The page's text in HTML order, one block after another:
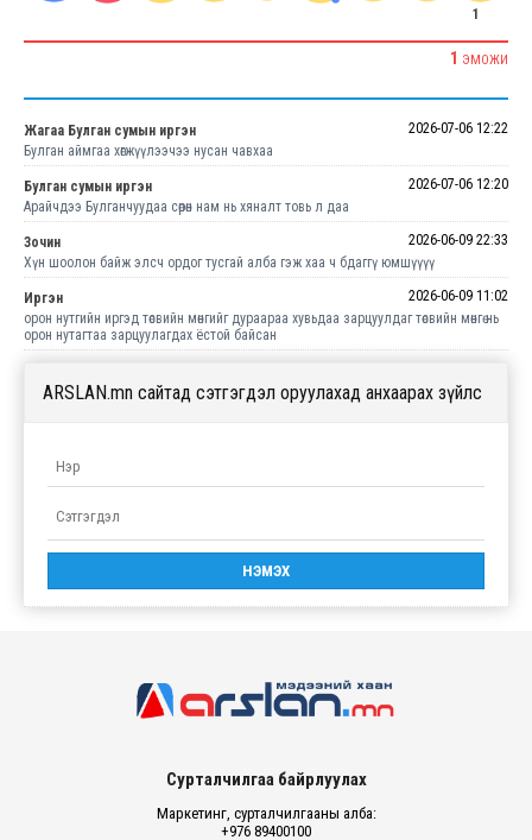
1
1 ЭМОЖИ
Жагаа Булган сумын иргэн
2026-07-06 12:22
Булган аймгаа хөгжүүлээчээ нусан чавхаа
Булган сумын иргэн
2026-07-06 12:20
Арайчдээ Булганчуудаа сөрөн нам нь хяналт товь л даа
Зочин
2026-06-09 22:33
Хүн шоолон байж элсч ордог тусгай алба гэж хаа ч бдаггү юмшүүүү
Иргэн
2026-06-09 11:02
орон нутгийн иргэд төсвийн мөнгийг дураараа хувьдаа зарцуулдаг төсвийн мөнгө нь
орон нутагтаа зарцуулагдах ёстой байсан
ARSLAN.mn сайтад сэтгэгдэл оруулахад анхаарах зүйлс
Сурталчилгаа байрлуулах
Маркетинг, сурталчилгааны алба:
+976 89400100